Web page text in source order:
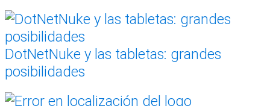
DotNetNuke y las tabletas: grandes
posibilidades